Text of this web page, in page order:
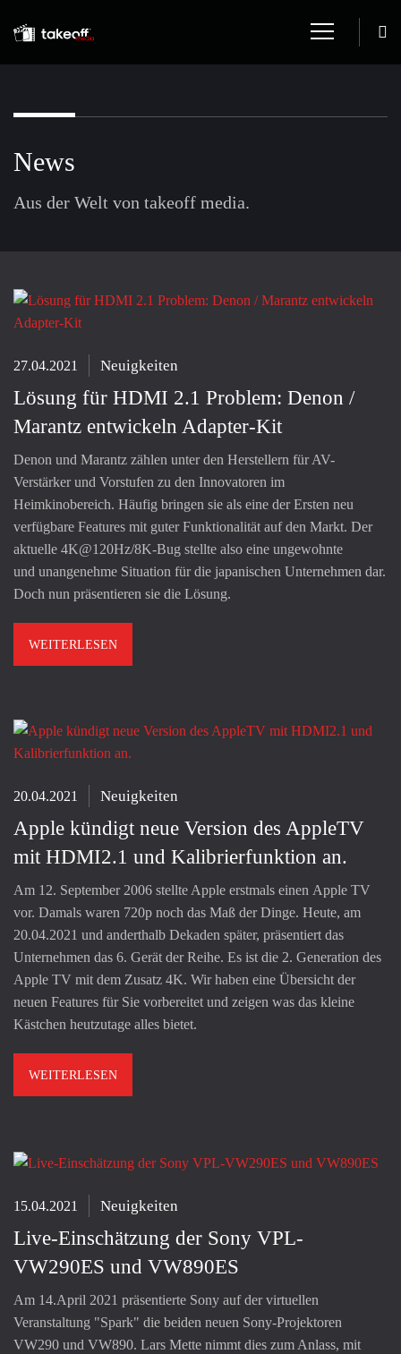
News
Aus der Welt von takeoff media.
27.04.2021 Neuigkeiten
Lösung für HDMI 2.1 Problem: Denon /
Marantz entwickeln Adapter-Kit
Denon und Marantz zählen unter den Herstellern für AV-
Verstärker und Vorstufen zu den Innovatoren im
Heimkinobereich. Häufig bringen sie als eine der Ersten neu
verfügbare Features mit guter Funktionalität auf den Markt. Der
aktuelle 4K@120Hz/8K-Bug stellte also eine ungewohnte
und unangenehme Situation für die japanischen Unternehmen dar.
Doch nun präsentieren sie die Lösung.
WEITERLESEN
20.04.2021 Neuigkeiten
Apple kündigt neue Version des AppleTV
mit HDMI2.1 und Kalibrierfunktion an.
Am 12. September 2006 stellte Apple erstmals einen Apple TV
vor. Damals waren 720p noch das Maß der Dinge. Heute, am
20.04.2021 und anderthalb Dekaden später, präsentiert das
Unternehmen das 6. Gerät der Reihe. Es ist die 2. Generation des
Apple TV mit dem Zusatz 4K. Wir haben eine Übersicht der
neuen Features für Sie vorbereitet und zeigen was das kleine
Kästchen heutzutage alles bietet.
WEITERLESEN
15.04.2021 Neuigkeiten
Live-Einschätzung der Sony VPL-
VW290ES und VW890ES
Am 14.April 2021 präsentierte Sony auf der virtuellen
Veranstaltung "Spark" die beiden neuen Sony-Projektoren
VW290 und VW890. Lars Mette nimmt dies zum Anlass, mit